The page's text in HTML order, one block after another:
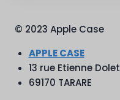
© 2023 Apple Case
APPLE CASE
13 rue Etienne Dolet
69170 TARARE